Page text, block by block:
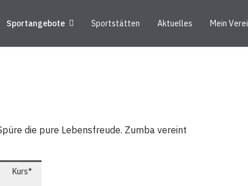
Sportangebote Sportstätten Aktuelles Mein
die pure Lebensfreude. Zumba vereint
Kurs*